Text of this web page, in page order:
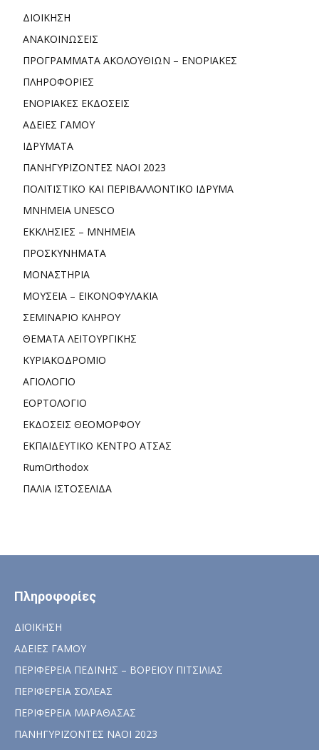
ΔΙΟΙΚΗΣΗ
ΑΝΑΚΟΙΝΩΣΕΙΣ
ΠΡΟΓΡΑΜΜΑΤΑ ΑΚΟΛΟΥΘΙΩΝ – ΕΝΟΡΙΑΚΕΣ
ΠΛΗΡΟΦΟΡΙΕΣ
ΕΝΟΡΙΑΚΕΣ ΕΚΔΟΣΕΙΣ
ΑΔΕΙΕΣ ΓΑΜΟΥ
ΙΔΡΥΜΑΤΑ
ΠΑΝΗΓΥΡΙΖΟΝΤΕΣ ΝΑΟΙ 2023
ΠΟΛΙΤΙΣΤΙΚΟ ΚΑΙ ΠΕΡΙΒΑΛΛΟΝΤΙΚΟ ΙΔΡΥΜΑ
ΜΝΗΜΕΙΑ UNESCO
ΕΚΚΛΗΣΙΕΣ – ΜΝΗΜΕΙΑ
ΠΡΟΣΚΥΝΗΜΑΤΑ
ΜΟΝΑΣΤΗΡΙΑ
ΜΟΥΣΕΙΑ – ΕΙΚΟΝΟΦΥΛΑΚΙΑ
ΣΕΜΙΝΑΡΙΟ ΚΛΗΡΟΥ
ΘΕΜΑΤΑ ΛΕΙΤΟΥΡΓΙΚΗΣ
ΚΥΡΙΑΚΟΔΡΟΜΙΟ
ΑΓΙΟΛΟΓΙΟ
ΕΟΡΤΟΛΟΓΙΟ
ΕΚΔΟΣΕΙΣ ΘΕΟΜΟΡΦΟΥ
ΕΚΠΑΙΔΕΥΤΙΚΟ ΚΕΝΤΡΟ ΑΤΣΑΣ
RumOrthodox
ΠΑΛΙΑ ΙΣΤΟΣΕΛΙΔΑ
Πληροφορίες
ΔΙΟΙΚΗΣΗ
ΑΔΕΙΕΣ ΓΑΜΟΥ
ΠΕΡΙΦΕΡΕΙΑ ΠΕΔΙΝΗΣ – ΒΟΡΕΙΟΥ ΠΙΤΣΙΛΙΑΣ
ΠΕΡΙΦΕΡΕΙΑ ΣΟΛΕΑΣ
ΠΕΡΙΦΕΡΕΙΑ ΜΑΡΑΘΑΣΑΣ
ΠΑΝΗΓΥΡΙΖΟΝΤΕΣ ΝΑΟΙ 2023